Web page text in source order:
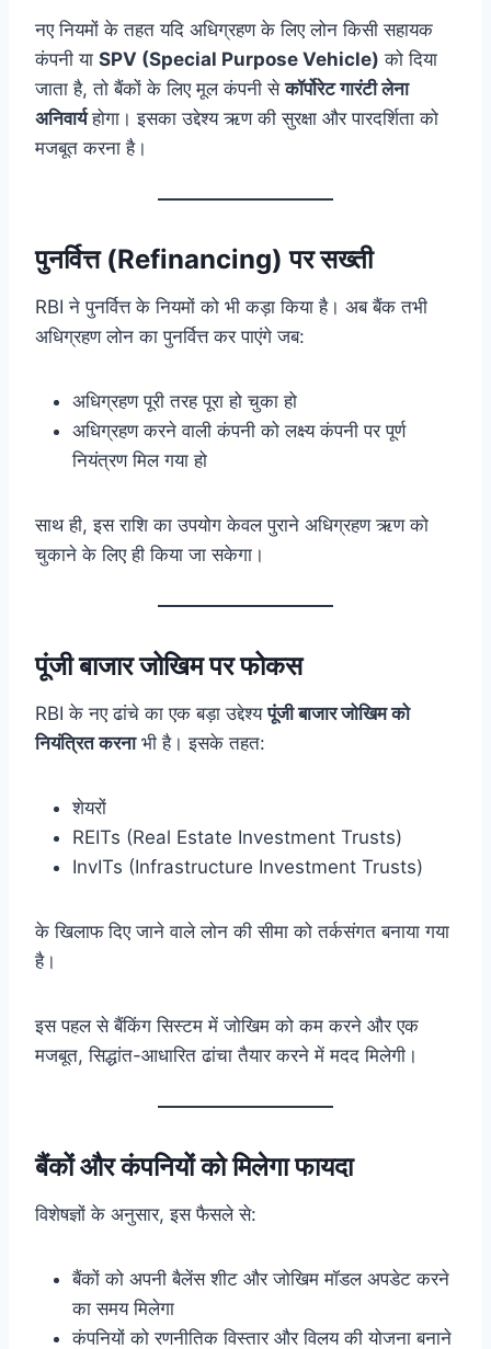
नए नियमों के तहत यदि अधिग्रहण के लिए लोन किसी सहायक
कंपनी या SPV (Special Purpose Vehicle) को दिया
जाता है, तो बैंकों के लिए मूल कंपनी सेकॉर्पोरेट गारंटी लेना
अनिवार्यहोगा। इसका उद्देश्य ऋण की सुरक्षा और पारदर्शिता को
मजबूत करना है।
पुनर्वित्त (Refinancing) पर सख्ती
RBI ने पुनर्वित्त के नियमों को भी कड़ा किया है। अब बैंक तभी
अधिग्रहण लोन का पुनर्वित्त कर पाएंगे जब:
अधिग्रहण पूरी तरह पूरा हो चुका हो
अधिग्रहण करने वाली कंपनी को लक्ष्य कंपनी पर पूर्ण
नियंत्रण मिल गया हो
साथ ही, इस राशि का उपयोग केवल पुराने अधिग्रहण ऋण को
चुकाने के लिए ही किया जा सकेगा।
पूंजी बाजार जोखिम पर फोकस
RBI के नए ढांचे का एक बड़ा उद्देश्यपूंजी बाजार जोखिम को
नियंत्रित करनाभी है। इसके तहत:
शेयरों
REITs (Real Estate Investment Trusts)
InvITs (Infrastructure Investment Trusts)
के खिलाफ दिए जाने वाले लोन की सीमा को तर्कसंगत बनाया गया
है।
इस पहल से बैंकिंग सिस्टम में जोखिम को कम करने और एक
मजबूत, सिद्धांत-आधारित ढांचा तैयार करने में मदद मिलेगी।
बैंकों और कंपनियों को मिलेगा फायदा
विशेषज्ञों के अनुसार, इस फैसले से:
बैंकों को अपनी बैलेंस शीट और जोखिम मॉडल अपडेट करने
का समय मिलेगा
कंपनियों को रणनीतिक विस्तार और विलय की योजना बनाने